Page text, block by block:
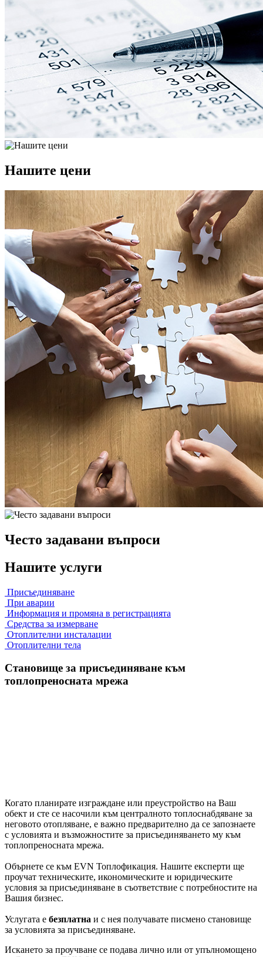
Нашите цени
Често задавани въпроси
Нашите услуги
Присъединяване
При аварии
Информация и промяна в регистрацията
Средства за измерване
Отоплителни инсталации
Отоплителни тела
Становище за присъединяване към
топлопреносната мрежа
Когато планирате изграждане или преустройство на Ваш
обект и сте се насочили към централното топлоснабдяване за
неговото отопляване, е важно предварително да се запознаете
с условията и възможностите за присъединяването му към
топлопреносната мрежа.
Обърнете се към EVN Топлофикация. Нашите експерти ще
проучат техническите, икономическите и юридическите
условия за присъединяване в съответствие с потребностите на
Вашия бизнес.
Услугата е безплатна и с нея получавате писмено становище
за условията за присъединяване.
Искането за проучване се подава лично или от упълномощено